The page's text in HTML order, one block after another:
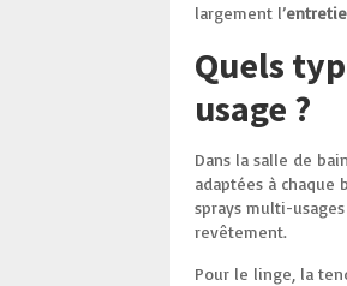
largement l’
Quels
usage ?
Dans la salle de
adaptées à chaque
sprays multi-
revêtement.
Pour le linge, la